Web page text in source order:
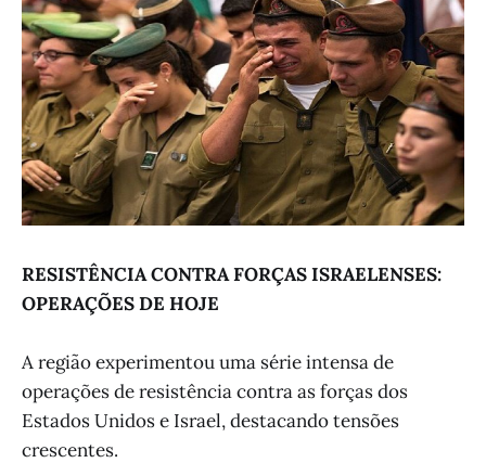
RESISTÊNCIA CONTRA FORÇAS ISRAELENSES:
OPERAÇÕES DE HOJE
A região experimentou uma série intensa de
operações de resistência contra as forças dos
Estados Unidos e Israel, destacando tensões
crescentes.